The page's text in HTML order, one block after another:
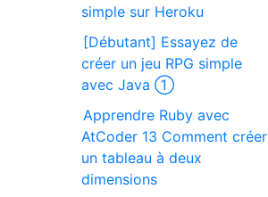
simple sur Heroku
[Débutant] Essayez de
créer un jeu RPG simple
avec Java ①
Apprendre Ruby avec
AtCoder 13 Comment créer
un tableau à deux
dimensions